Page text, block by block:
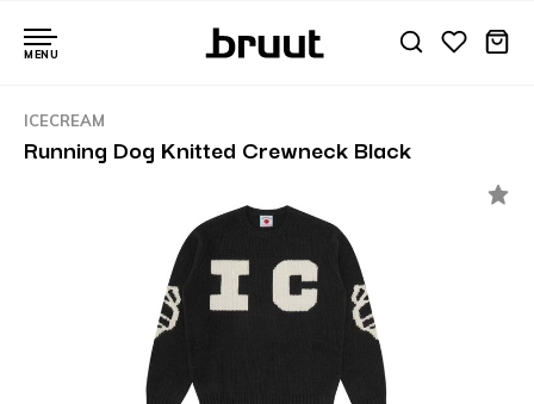
MENU
ICECREAM
Running Dog Knitted Crewneck Black